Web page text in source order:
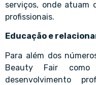
serviços, onde atuam
profissionais.
Educação e
Para além dos
Beauty Fair
desenvolvimento